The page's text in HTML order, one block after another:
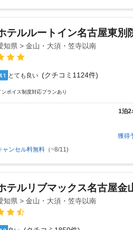
テルルートイン名古屋東別
知県 > 金山・大須・笠寺以南
とても良い (クチコミ1124件)
ンボイス制度対応プランあり
1泊2
獲得
ャンセル料無料 （~8/11)
テルリブマックス名古屋金
知県 > 金山・大須・笠寺以南